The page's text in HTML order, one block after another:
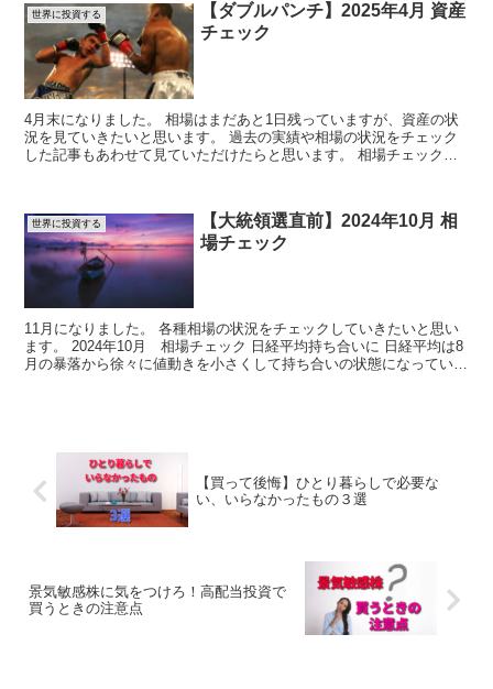
世界に投資する
【ダブルパンチ】2025年4月 資産
チェック
4月末になりました。 相場はまだあと1日残っていますが、資産の状
況を見ていきたいと思います。 過去の実績や相場の状況をチェック
した記事もあわせて見ていただけたらと思います。 相場チェックの
世界に投資する
【大統領選直前】2024年10月 相
場チェック
11月になりました。 各種相場の状況をチェックしていきたいと思い
ます。 2024年10月 相場チェック 日経平均持ち合いに 日経平均は8
月の暴落から徐々に値動きを小さくして持ち合いの状態になっていま
【買って後悔】ひとり暮らしで必要な
い、いらなかったもの３選
景気敏感株に気をつけろ！高配当投資で
買うときの注意点